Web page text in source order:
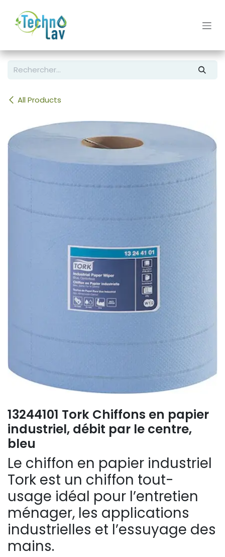
All Products
13244101 Tork Chiffons en papier
industriel, débit par le centre,
bleu
Le chiffon en papier industriel
Tork est un chiffon tout-
usage idéal pour l’entretien
ménager, les applications
industrielles et l’essuyage des
mains.